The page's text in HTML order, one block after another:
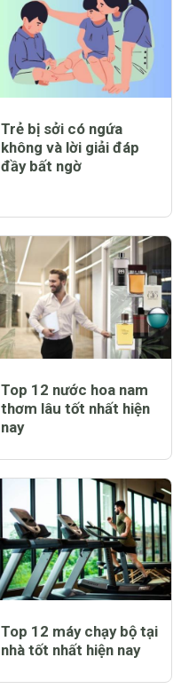
Trẻ bị sởi có ngứa
không và lời giải đáp
đầy bất ngờ
Top 12 nước hoa nam
thơm lâu tốt nhất hiện
nay
Top 12 máy chạy bộ tại
nhà tốt nhất hiện nay